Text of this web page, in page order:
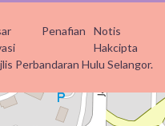
Penafian
Notis
Hakcipta
Perbandaran Hulu Selangor.